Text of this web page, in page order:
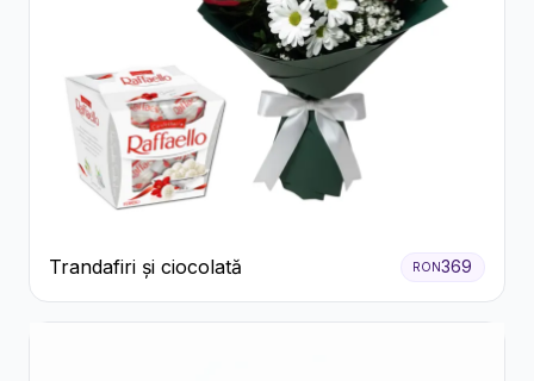
Trandafiri și ciocolată RON369